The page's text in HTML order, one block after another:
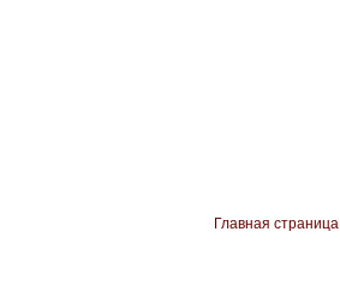
Главная страница